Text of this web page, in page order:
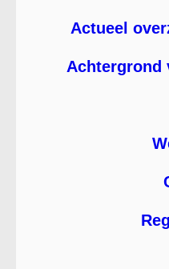
Actueel
Achtergrond